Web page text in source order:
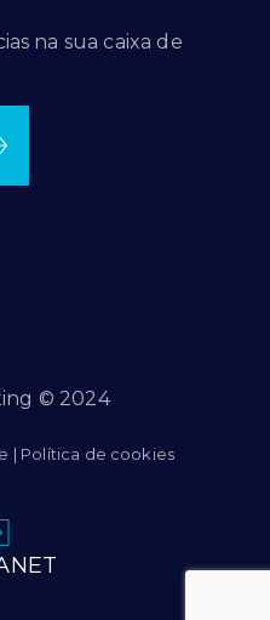
na sua caixa de
© 2024
| Política de cookies